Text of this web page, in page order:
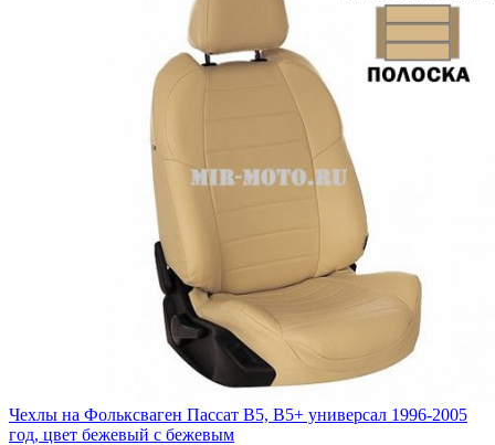
Чехлы на Фольксваген Пассат В5, В5+ универсал 1996-2005
год, цвет бежевый с бежевым